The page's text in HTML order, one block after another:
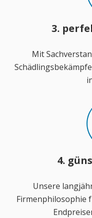
3.
Mit
4.
Unsere
Firmenphilosophie